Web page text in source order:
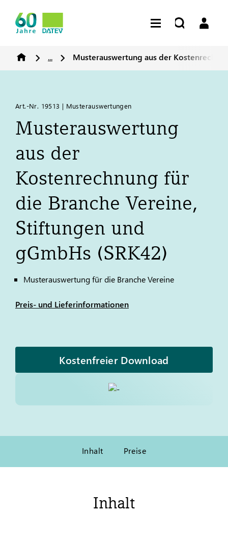
... Musterauswertung aus der
Art.-Nr. 19513 | Musterauswertungen
Musterauswertung
aus der
Kostenrechnung für
die Branche Vereine,
Stiftungen und
gGmbHs (SRK42)
Musterauswertung für die Branche Vereine
Preis- und Lieferinformationen
Kostenfreier Download
Inhalt Preise
Inhalt